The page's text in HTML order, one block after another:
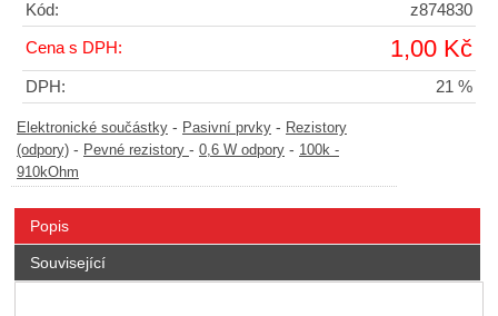
Kód: z874830
Cena s DPH: 1,00 Kč
DPH: 21 %
Elektronické součástky - Pasivní prvky - Rezistory
(odpory) - Pevné rezistory - 0,6 W odpory - 100k -
910kOhm
Popis
Související